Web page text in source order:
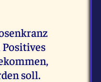
soll.